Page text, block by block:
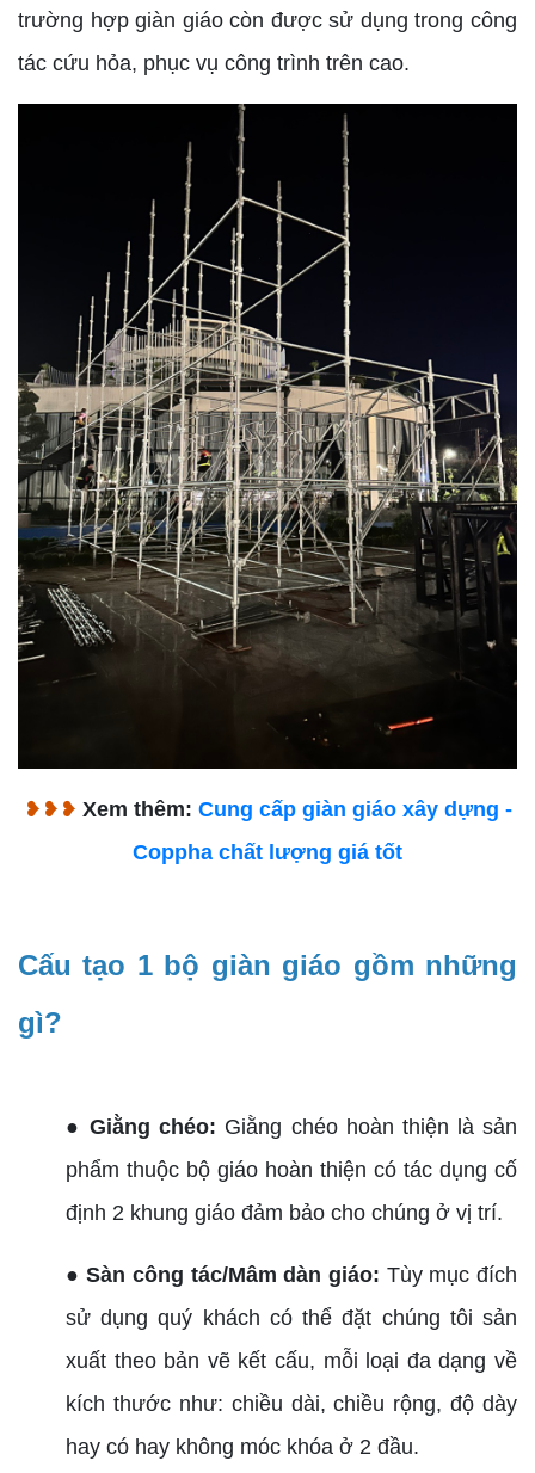
trường hợp giàn giáo còn được sử dụng trong công
tác cứu hỏa, phục vụ công trình trên cao.
❥❥❥ Xem thêm: Cung cấp giàn giáo xây dựng -
Coppha chất lượng giá tốt
Cấu tạo 1 bộ giàn giáo gồm những
gì?
● Giằng chéo: Giằng chéo hoàn thiện là sản
phẩm thuộc bộ giáo hoàn thiện có tác dụng cố
định 2 khung giáo đảm bảo cho chúng ở vị trí.
● Sàn công tác/Mâm dàn giáo: Tùy mục đích
sử dụng quý khách có thể đặt chúng tôi sản
xuất theo bản vẽ kết cấu, mỗi loại đa dạng về
kích thước như: chiều dài, chiều rộng, độ dày
hay có hay không móc khóa ở 2 đầu.